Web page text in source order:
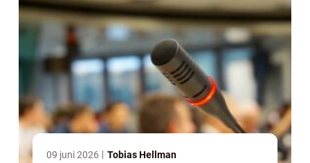
09 juni 2026 Tobias Hellman